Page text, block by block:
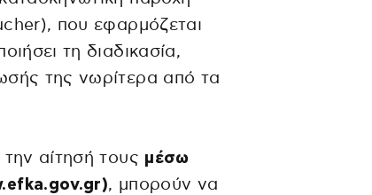
που εφαρμόζεται
τη διαδικασία,
της νωρίτερα από τα
αίτησή τους μέσω
, μπορούν να